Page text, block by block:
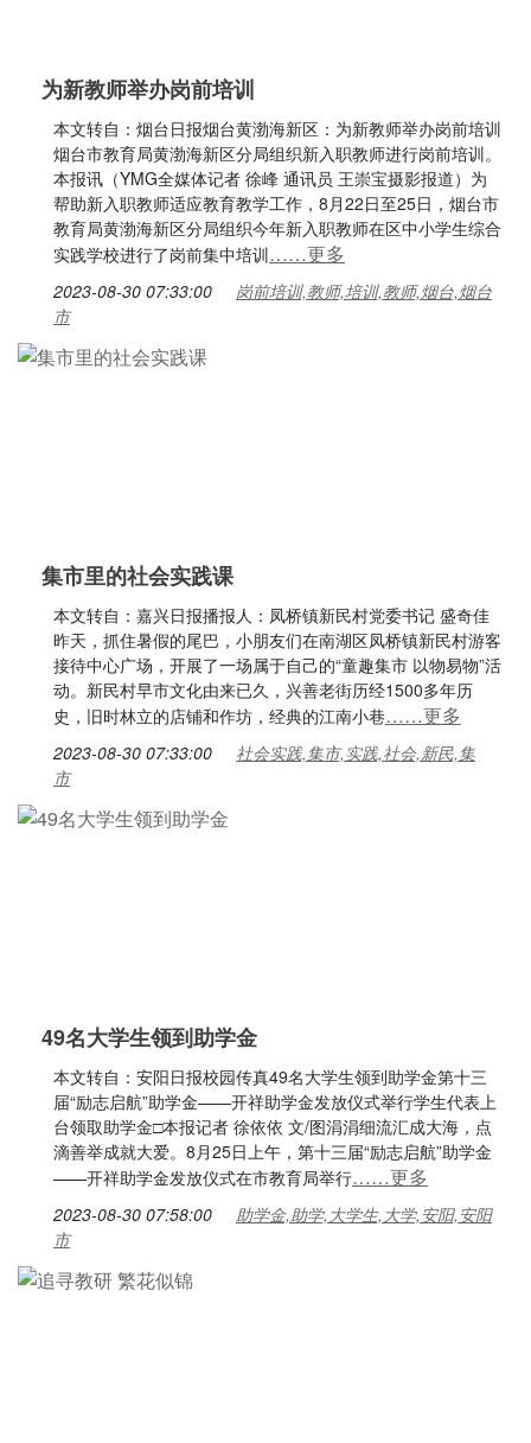
为新教师举办岗前培训
本文转自：烟台日报烟台黄渤海新区：为新教师举办岗前培训
烟台市教育局黄渤海新区分局组织新入职教师进行岗前培训。
本报讯（YMG全媒体记者 徐峰 通讯员 王崇宝摄影报道）为
帮助新入职教师适应教育教学工作，8月22日至25日，烟台市
教育局黄渤海新区分局组织今年新入职教师在区中小学生综合
实践学校进行了岗前集中培训……更多
2023-08-30 07:33:00
岗前培训,教师,培训,教师,烟台,烟台
市
集市里的社会实践课
本文转自：嘉兴日报播报人：凤桥镇新民村党委书记 盛奇佳
昨天，抓住暑假的尾巴，小朋友们在南湖区凤桥镇新民村游客
接待中心广场，开展了一场属于自己的“童趣集市 以物易物”活
动。新民村早市文化由来已久，兴善老街历经1500多年历
史，旧时林立的店铺和作坊，经典的江南小巷……更多
2023-08-30 07:33:00
社会实践,集市,实践,社会,新民,集
市
49名大学生领到助学金
本文转自：安阳日报校园传真49名大学生领到助学金第十三
届“励志启航”助学金——开祥助学金发放仪式举行学生代表上
台领取助学金□本报记者 徐依依 文/图涓涓细流汇成大海，点
滴善举成就大爱。8月25日上午，第十三届“励志启航”助学金
——开祥助学金发放仪式在市教育局举行……更多
2023-08-30 07:58:00
助学金,助学,大学生,大学,安阳,安阳
市